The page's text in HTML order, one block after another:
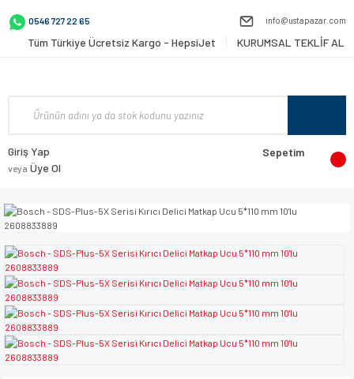
0546 727 22 65 info@ustapazar.com
Tüm Türkiye Ücretsiz Kargo - HepsiJet KURUMSAL TEKLİF AL
Giriş Yap
veya Üye Ol
Sepetim